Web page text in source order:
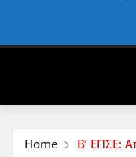
Home B’ EΠΣΕ: